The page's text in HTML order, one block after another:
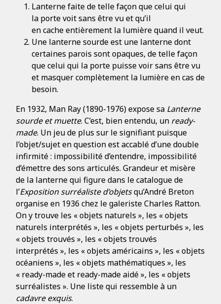
Lanterne faite de telle façon que celui qui
la porte voit sans être vu et qu’il
en cache entièrement la lumière quand il veut.
Une lanterne sourde est une lanterne dont
certaines parois sont opaques, de telle façon
que celui qui la porte puisse voir sans être vu
et masquer complètement la lumière en cas de
besoin.
En 1932, Man Ray (1890-1976) expose sa Lanterne
sourde et muette. C’est, bien entendu, un ready-
made. Un jeu de plus sur le signifiant puisque
l’objet/sujet en question est accablé d’une double
infirmité : impossibilité d’entendre, impossibilité
d’émettre des sons articulés. Grandeur et misère
de la lanterne qui figure dans le catalogue de
l’Exposition surréaliste d’objetsqu’André Breton
organise en 1936 chez le galeriste Charles Ratton.
On y trouve les « objets naturels », les « objets
naturels interprétés », les « objets perturbés », les
« objets trouvés », les « objets trouvés
interprétés », les « objets américains », les « objets
océaniens », les « objets mathématiques », les
« ready-made et ready-made aidé », les « objets
surréalistes ». Une liste qui ressemble à un
cadavre exquis.